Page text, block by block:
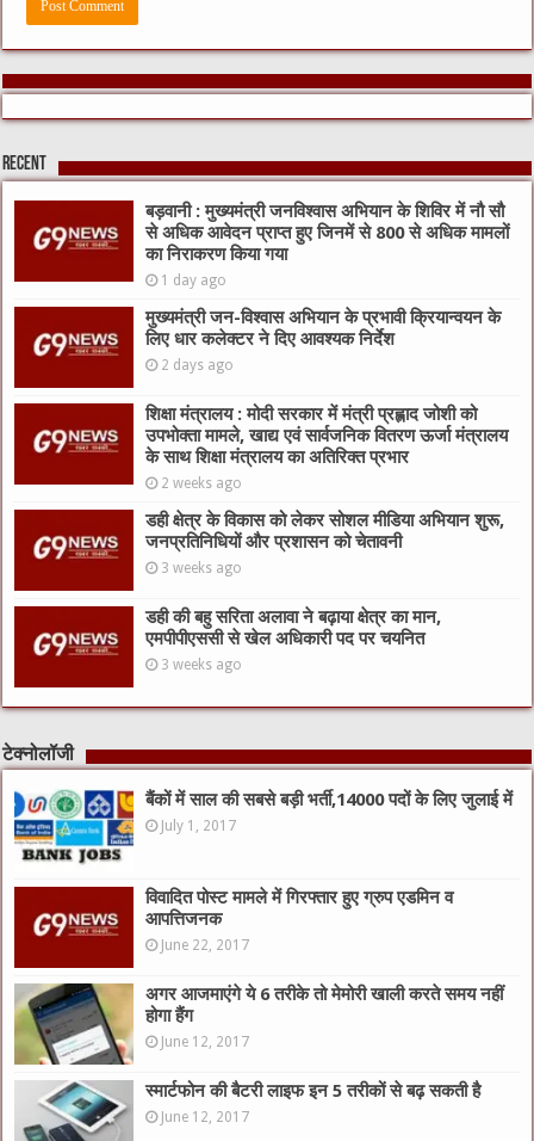
Recent
बड़वानी : मुख्यमंत्री जनविश्वास अभियान के शिविर में नौ सौ
से अधिक आवेदन प्राप्त हुए जिनमें से 800 से अधिक मामलों
का निराकरण किया गया
1 day ago
मुख्यमंत्री जन-विश्वास अभियान के प्रभावी क्रियान्वयन के
लिए धार कलेक्टर ने दिए आवश्यक निर्देश
2 days ago
शिक्षा मंत्रालय : मोदी सरकार में मंत्री प्रह्लाद जोशी को
उपभोक्ता मामले, खाद्य एवं सार्वजनिक वितरण ऊर्जा मंत्रालय
के साथ शिक्षा मंत्रालय का अतिरिक्त प्रभार
2 weeks ago
डही क्षेत्र के विकास को लेकर सोशल मीडिया अभियान शुरू,
जनप्रतिनिधियों और प्रशासन को चेतावनी
3 weeks ago
डही की बहु सरिता अलावा ने बढ़ाया क्षेत्र का मान,
एमपीपीएससी से खेल अधिकारी पद पर चयनित
3 weeks ago
टेक्नोलॉजी
बैंकों में साल की सबसे बड़ी भर्ती,14000 पदों के लिए जुलाई में
July 1, 2017
विवादित पोस्ट मामले में गिरफ्तार हुए ग्रुप एडमिन व
आपत्तिजनक
June 22, 2017
अगर आजमाएंगे ये 6 तरीके तो मेमोरी खाली करते समय नहीं
होगा हैंग
June 12, 2017
स्मार्टफोन की बैटरी लाइफ इन 5 तरीकों से बढ़ सकती है
June 12, 2017